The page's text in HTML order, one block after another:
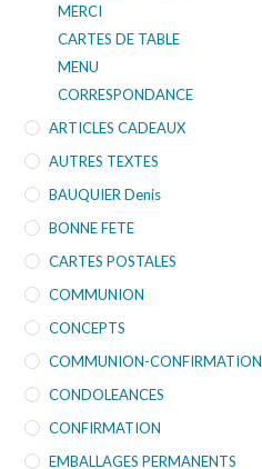
MERCI
CARTES DE TABLE
MENU
CORRESPONDANCE
ARTICLES CADEAUX
AUTRES TEXTES
BAUQUIER Denis
BONNE FETE
CARTES POSTALES
COMMUNION
CONCEPTS
COMMUNION-CONFIRMATION
CONDOLEANCES
CONFIRMATION
EMBALLAGES PERMANENTS